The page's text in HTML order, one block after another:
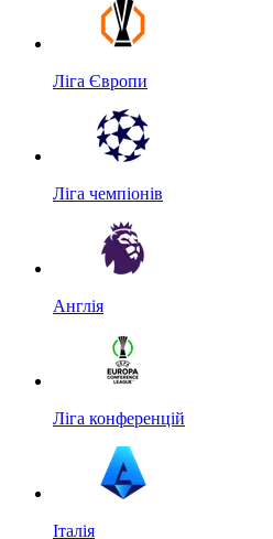
Ліга Європи
Ліга чемпіонів
Англія
Ліга конференцій
Італія